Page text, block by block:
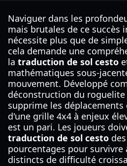
Naviguer dans les
mais brutales de ce succès
nécessite plus que de
cela demande une
la traduction de sol cesto
mathématiques sous-
mouvement. Développé
déconstruction du
supprime les
d'une grille 4x4 à enjeux
est un pari. Les joueurs
traduction de sol cesto
pourcentages pour survivre
distincts de difficulté